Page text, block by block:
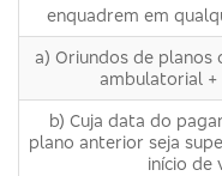
enquadrem em
a) Oriundos de planos
ambulatorial
b) Cuja data do
plano anterior seja
início de